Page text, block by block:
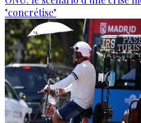
"concrétise"